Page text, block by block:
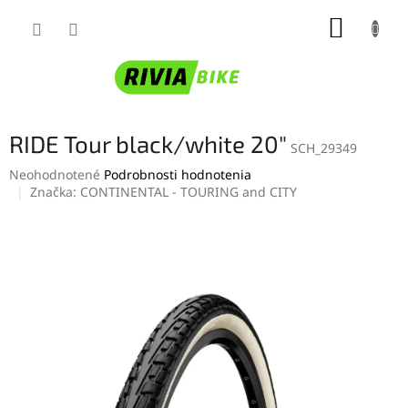
RIDE Tour black/white 20" SCH_29349
Priemerné
hodnotenie
Neohodnotené Podrobnosti hodnotenia
Značka: CONTINENTAL - TOURING and CITY